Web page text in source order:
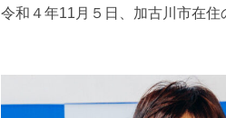
令和４年11月５日、加古川市在住